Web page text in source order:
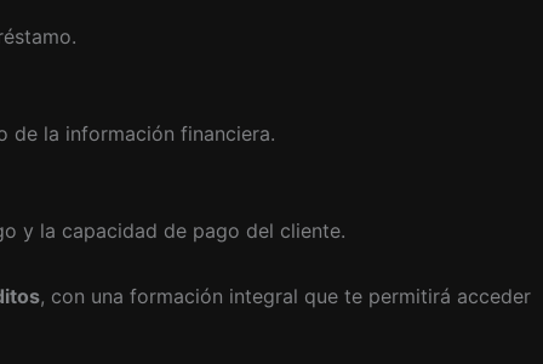
de la información financiera.
y la capacidad de pago del cliente.
, con una formación integral que te permitirá acceder